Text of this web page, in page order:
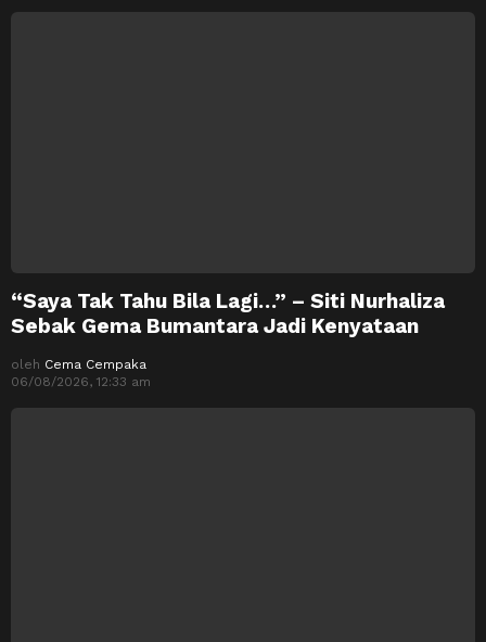
“Saya Tak Tahu Bila Lagi…” – Siti Nurhaliza
Sebak Gema Bumantara Jadi Kenyataan
oleh Cema Cempaka
06/08/2026, 12:33 am